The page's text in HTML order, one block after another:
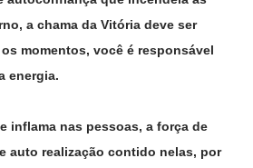
a chama da Vitória deve ser
momentos, você é responsável
energia.
inflama nas pessoas, a força de
auto realização contido nelas, por